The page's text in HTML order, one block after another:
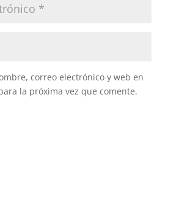
correo electrónico y web en
la próxima vez que comente.